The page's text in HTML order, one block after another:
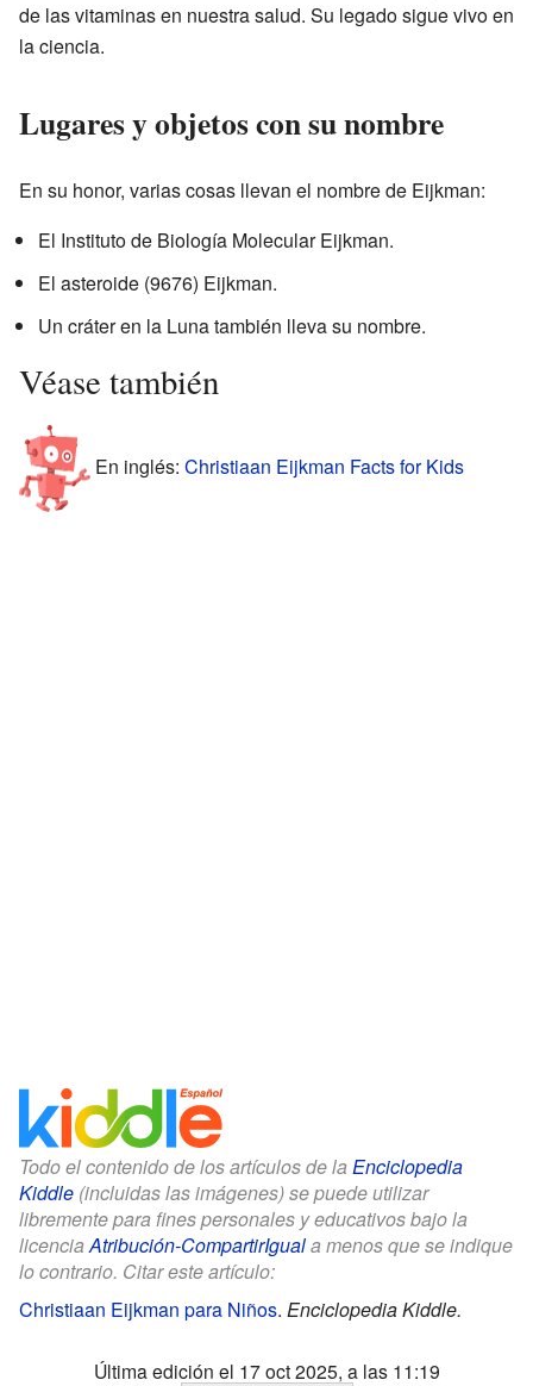
de las vitaminas en nuestra salud. Su legado sigue vivo en
la ciencia.
Lugares y objetos con su nombre
En su honor, varias cosas llevan el nombre de Eijkman:
El Instituto de Biología Molecular Eijkman.
El asteroide (9676) Eijkman.
Un cráter en la Luna también lleva su nombre.
Véase también
En inglés: Christiaan Eijkman Facts for Kids
Todo el contenido de los artículos de la Enciclopedia
Kiddle (incluidas las imágenes) se puede utilizar
libremente para fines personales y educativos bajo la
licenciaAtribución-CompartirIguala menos que se indique
lo contrario. Citar este artículo:
Christiaan Eijkman para Niños. Enciclopedia Kiddle.
Última edición el 17 oct 2025, a las 11:19